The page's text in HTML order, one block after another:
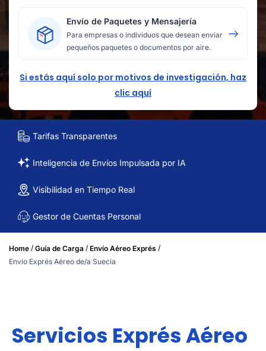
Envío de Paquetes y Mensajería
Para empresas o individuos que desean enviar
pequeños paquetes o documentos por aire.
Si estás aquí solo por motivos de investigación, haz
clic aquí
Tarifas Transparentes
Inteligencia de Envíos Impulsada por IA
Visibilidad en Tiempo Real
Gestor de Cuentas Personal
Home / Guía de Carga / Envío Aéreo Exprés /
Envío Exprés Aéreo de/a Suecia
Servicios Exprés Aéreo